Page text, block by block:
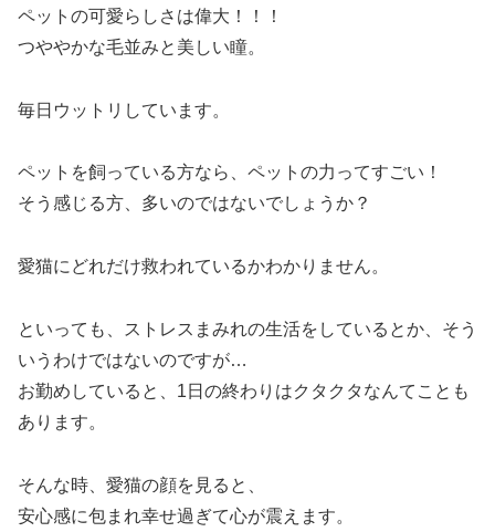
ペットの可愛らしさは偉大！！！
つややかな毛並みと美しい瞳。
毎日ウットリしています。
ペットを飼っている方なら、ペットの力ってすごい！
そう感じる方、多いのではないでしょうか？
愛猫にどれだけ救われているかわかりません。
といっても、ストレスまみれの生活をしているとか、そう
いうわけではないのですが…
お勤めしていると、1日の終わりはクタクタなんてことも
あります。
そんな時、愛猫の顔を見ると、
安心感に包まれ幸せ過ぎて心が震えます。